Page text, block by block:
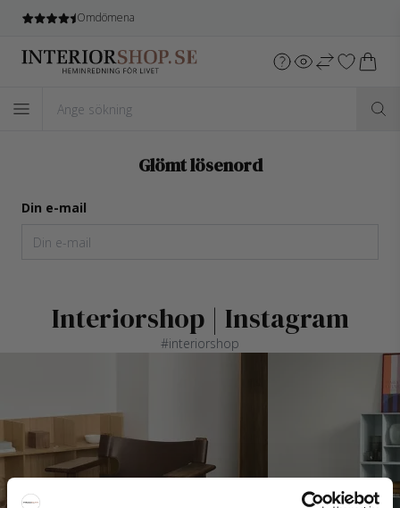
Omdömena
Glömt lösenord
Din e-mail
Interiorshop | Instagram
#interiorshop